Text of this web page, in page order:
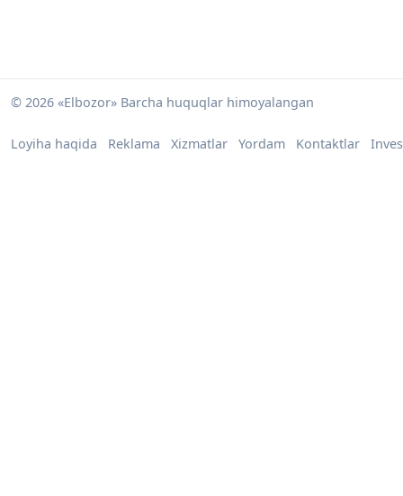
© 2026 «Elbozor» Barcha huquqlar himoyalangan
Loyiha haqida Reklama Xizmatlar Yordam Kontaktlar